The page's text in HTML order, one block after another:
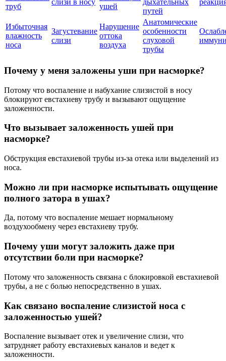
труб
слизи в носу
ушей
дыхательных
путей
Избыточная
влажность
носа
Загустевание
слизи
Нарушение
оттока
воздуха
Анатомические
особенности
слуховой
трубы
Почему у меня заложены уши при насморке?
Потому что воспаление и набухание слизистой в носу
блокируют евстахиеву трубу и вызывают ощущение
заложенности.
Что вызывает заложенность ушей при
насморке?
Обструкция евстахиевой трубы из-за отека или выделений из
носа.
Можно ли при насморке испытывать ощущение
полного затора в ушах?
Да, потому что воспаление мешает нормальному
воздухообмену через евстахиеву трубу.
Почему уши могут заложить даже при
отсутствии боли при насморке?
Потому что заложенность связана с блокировкой евстахиевой
трубы, а не с болью непосредственно в ушах.
Как связано воспаление слизистой носа с
заложенностью ушей?
Воспаление вызывает отек и увеличение слизи, что
затрудняет работу евстахиевых каналов и ведет к
заложенности.